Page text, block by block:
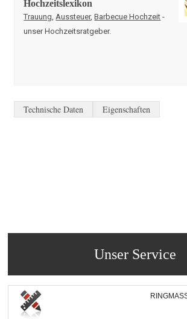
Hochzeitslexikon
Trauung Aussteuer,Barbecue Hochzeit -
unser Hochzeitsratgeber.
Technische Daten Eigenschaften
Unser Service